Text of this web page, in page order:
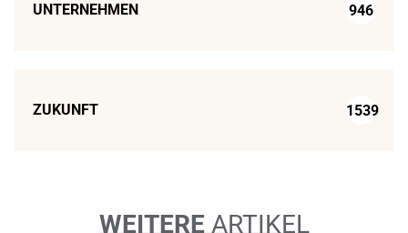
UNTERNEHMEN 946
ZUKUNFT 1539
WEITEREARTIKEL